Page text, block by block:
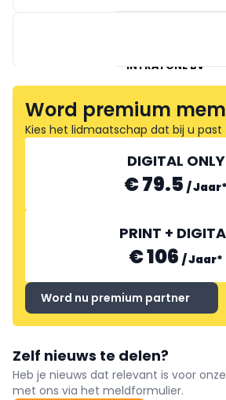
INTRATONE BV
GIRA
Word premium
Kies het lidmaatschap dat bij u past
DIGITAL ONLY
€ 79.5 /Jaar*
PRINT +
€ 106 /Jaar*
Word nu premium partner
Zelf nieuws te delen?
Heb je nieuws dat relevant is voor
met ons via het meldformulier.